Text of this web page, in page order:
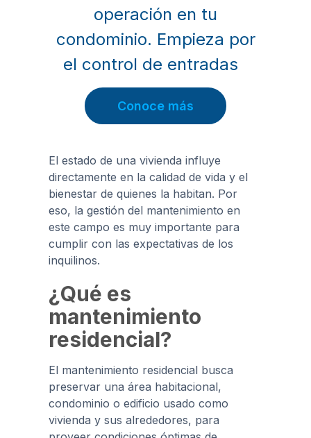
operación en tu
condominio. Empieza por
el control de entradas
Conoce más
El estado de una vivienda influye
directamente en la calidad de vida y el
bienestar de quienes la habitan. Por
eso, la gestión del mantenimiento en
este campo es muy importante para
cumplir con las expectativas de los
inquilinos.
¿Qué es
mantenimiento
residencial?
El mantenimiento residencial busca
preservar una área habitacional,
condominio o edificio usado como
vivienda y sus alrededores, para